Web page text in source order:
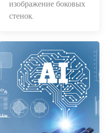
изображение боковых
стенок.